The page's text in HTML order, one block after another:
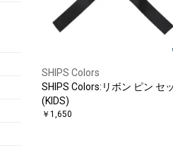
SHIPS Colors
SHIPS Colors:リボン ピン セ
(KIDS)
￥1,650